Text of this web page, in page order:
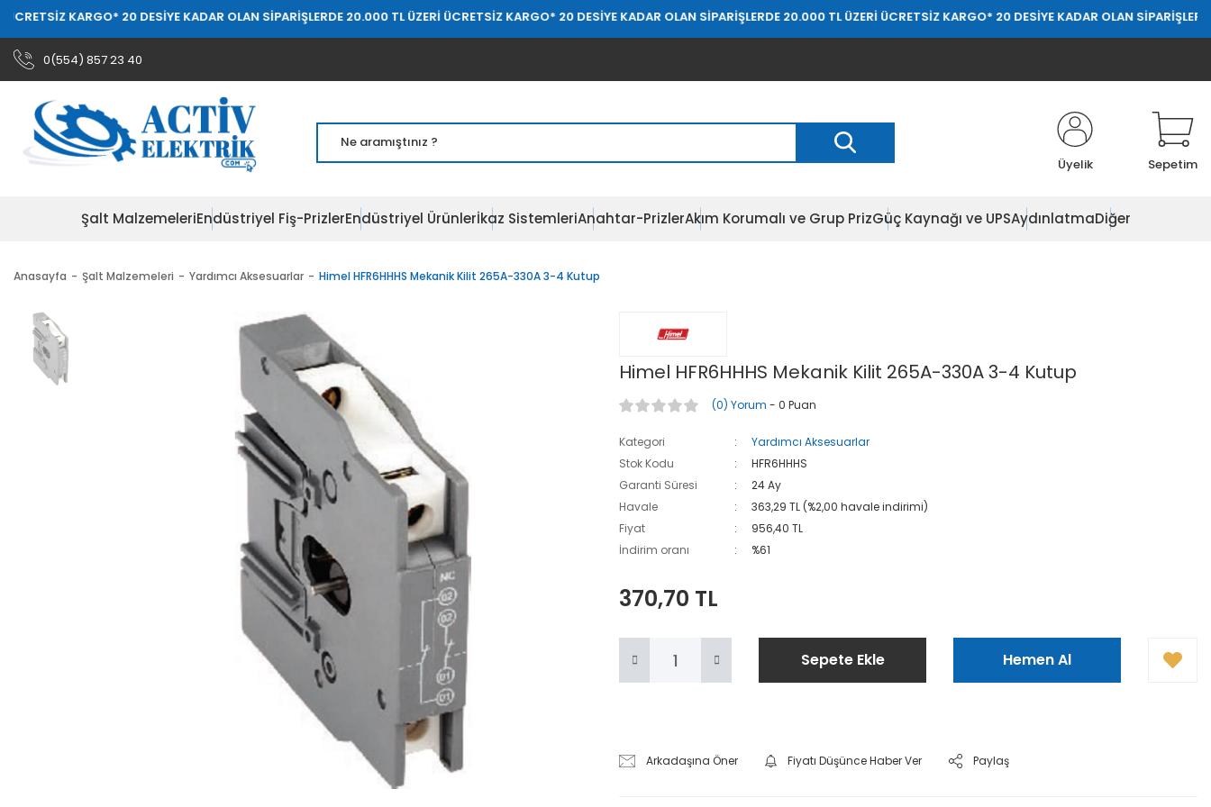
* 20 DESİYE KADAR OLAN SİPARİŞLERDE 20.000 TL ÜZERİ ÜCRETSİZ KARGO* 20 DESİYE KADAR OLAN SİPARİŞLERDE 20.000 TL ÜZERİ ÜCRETSİZ KARGO* 20 DESİYE KADAR OLAN SİPARİŞLERDE 20.000
0(554) 857 23 40
Üyelik Sepetim
Şalt MalzemeleriEndüstriyel Fiş-PrizlerEndüstriyel Ürünlerİkaz SistemleriAnahtar-PrizlerAkım Korumalı ve Grup PrizGüç Kaynağı ve UPSAydınlatmaDiğer
Anasayfa Şalt Malzemeleri Yardımcı Aksesuarlar Himel HFR6HHHS Mekanik Kilit 265A-330A 3-4 Kutup
Himel HFR6HHHS Mekanik Kilit 265A-330A 3-4 Kutup
(0) Yorum - 0 Puan
Kategori
Yardımcı Aksesuarlar
Stok Kodu
HFR6HHHS
Garanti Süresi
24 Ay
Havale
363,29 TL (%2,00 havale indirimi)
Fiyat
956,40 TL
İndirim oranı
%61
370,70 TL
Sepete Ekle Hemen Al
Arkadaşına Öner Fiyatı Düşünce Haber Ver Paylaş